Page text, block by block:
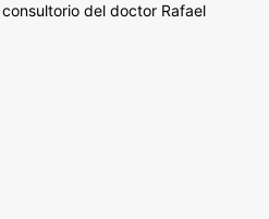
del doctor Rafael